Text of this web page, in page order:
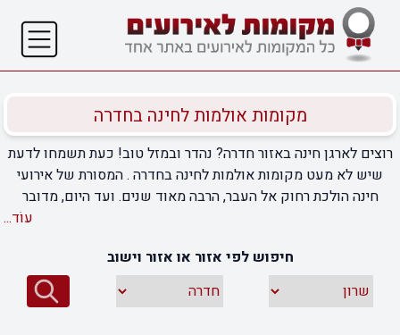
מקומות אולמות לחינה בחדרה
רוצים לארגן חינה באזור חדרה? נהדר ובמזל טוב! כעת תשמחו לדעת
שיש לא מעט מקומות אולמות לחינה בחדרה . המסורת של אירועי
חינה הולכת רחוק אל העבר, הרבה מאוד שנים. ועד היום, מדובר
באירועים שידועים בכך שהם מרהיבים, צבעוניים, שמחים ומלאי
פחות מאשר מאירוע החתונה. כך שאם אתם עומדים להזמין את
האנשים הקרובים אליכם, לחגוג אתכם את החינה, בכל הפאר, ההדר
והחן שאתם אוהבים, זה הזמן לבחור מקום. קחו את הזמן והעיפו
עוֹד...
חיפוש לפי אזור או אזור וישוב